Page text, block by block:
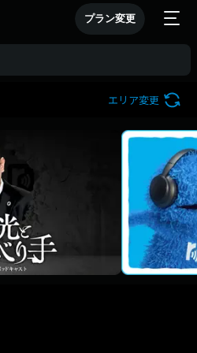
プラン変更
エリア変更